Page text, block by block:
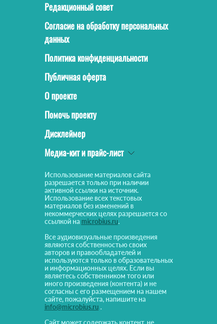
Редакционный совет
Согласие на обработку персональных
данных
Политика конфиденциальности
Публичная оферта
О проекте
Помочь проекту
Дисклеймер
Медиа-кит и прайс-лист
Использование материалов сайта
разрешается только при наличии
активной ссылки на источник.
Использование всех текстовых
материалов без изменений в
некоммерческих целях разрешается со
ссылкой на microbius.ru.
Все аудиовизуальные произведения
являются собственностью своих
авторов и правообладателей и
используются только в образовательных
и информационных целях. Если вы
являетесь собственником того или
иного произведения (контента) и не
согласны с его размещением на нашем
сайте, пожалуйста, напишите на
info@microbius.ru .
Сайт может содержать контент, не